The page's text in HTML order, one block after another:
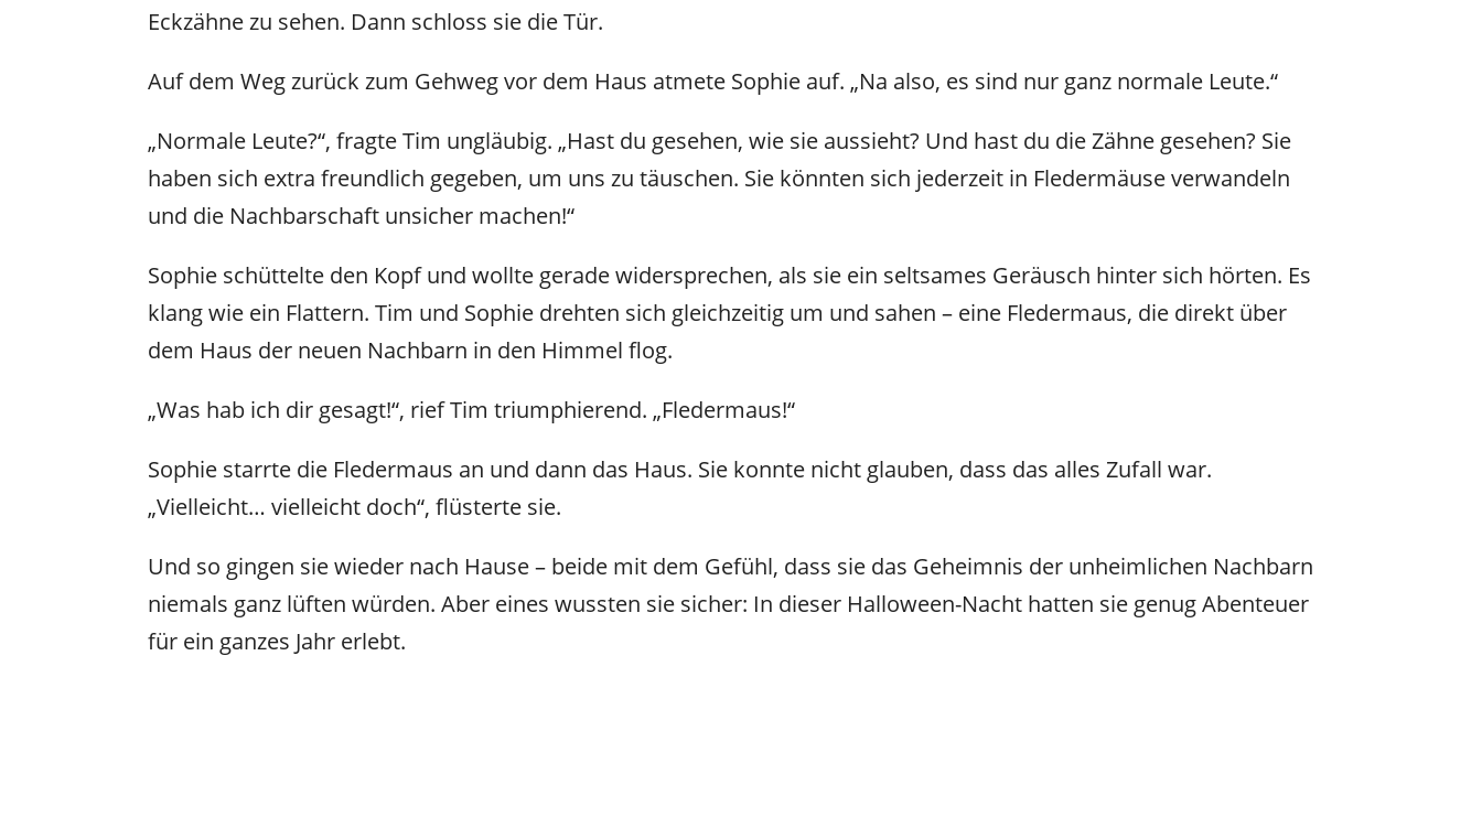
Eckzähne zu sehen. Dann schloss sie die Tür.
Auf dem Weg zurück zum Gehweg vor dem Haus atmete Sophie auf. „Na also, es sind nur ganz normale Leute.“
„Normale Leute?“, fragte Tim ungläubig. „Hast du gesehen, wie sie aussieht? Und hast du die Zähne gesehen? Sie
haben sich extra freundlich gegeben, um uns zu täuschen. Sie könnten sich jederzeit in Fledermäuse verwandeln
und die Nachbarschaft unsicher machen!“
Sophie schüttelte den Kopf und wollte gerade widersprechen, als sie ein seltsames Geräusch hinter sich hörten. Es
klang wie ein Flattern. Tim und Sophie drehten sich gleichzeitig um und sahen – eine Fledermaus, die direkt über
dem Haus der neuen Nachbarn in den Himmel flog.
„Was hab ich dir gesagt!“, rief Tim triumphierend. „Fledermaus!“
Sophie starrte die Fledermaus an und dann das Haus. Sie konnte nicht glauben, dass das alles Zufall war.
„Vielleicht… vielleicht doch“, flüsterte sie.
Und so gingen sie wieder nach Hause – beide mit dem Gefühl, dass sie das Geheimnis der unheimlichen Nachbarn
niemals ganz lüften würden. Aber eines wussten sie sicher: In dieser Halloween-Nacht hatten sie genug Abenteuer
für ein ganzes Jahr erlebt.